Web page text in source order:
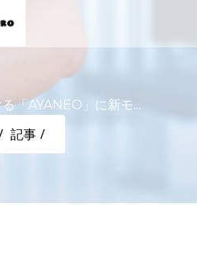
「AYANEO」に新モ...
記事